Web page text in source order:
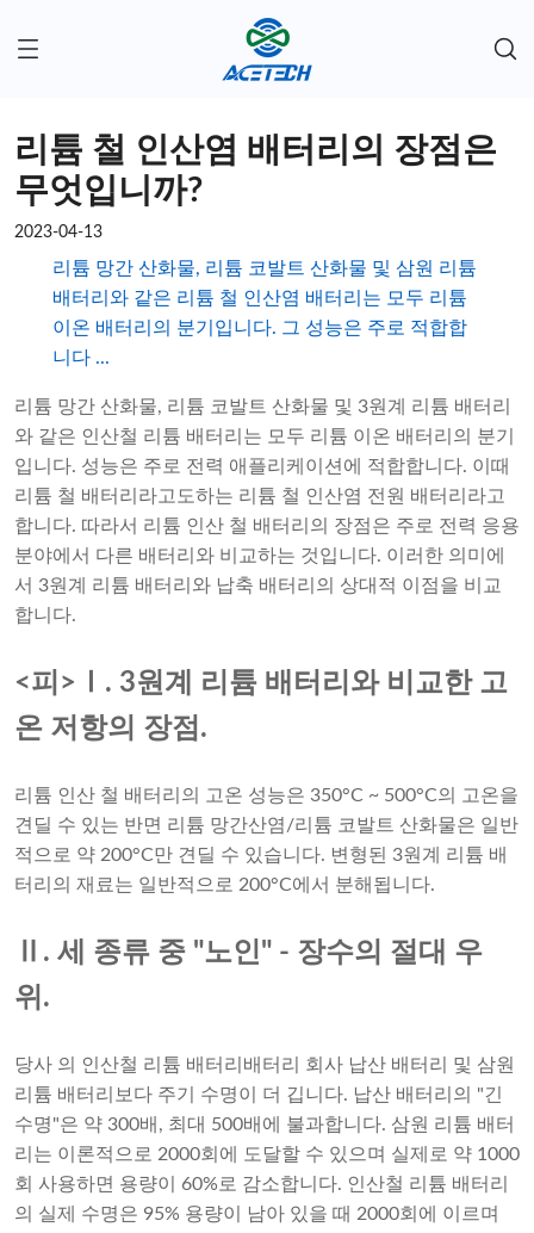
리튬 철 인산염 배터리의 장점은
무엇입니까?
2023-04-13
리튬 망간 산화물, 리튬 코발트 산화물 및 삼원 리튬
배터리와 같은 리튬 철 인산염 배터리는 모두 리튬
이온 배터리의 분기입니다. 그 성능은 주로 적합합
니다 ...
리튬 망간 산화물, 리튬 코발트 산화물 및 3원계 리튬 배터리
와 같은 인산철 리튬 배터리는 모두 리튬 이온 배터리의 분기
입니다. 성능은 주로 전력 애플리케이션에 적합합니다. 이때
리튬 철 배터리라고도하는 리튬 철 인산염 전원 배터리라고
합니다. 따라서 리튬 인산 철 배터리의 장점은 주로 전력 응용
분야에서 다른 배터리와 비교하는 것입니다. 이러한 의미에
서 3원계 리튬 배터리와 납축 배터리의 상대적 이점을 비교
합니다.
<피>Ⅰ. 3원계 리튬 배터리와 비교한 고
온 저항의 장점.
리튬 인산 철 배터리의 고온 성능은 350°C ~ 500°C의 고온을
견딜 수 있는 반면 리튬 망간산염/리튬 코발트 산화물은 일반
적으로 약 200°C만 견딜 수 있습니다. 변형된 3원계 리튬 배
터리의 재료는 일반적으로 200°C에서 분해됩니다.
Ⅱ. 세 종류 중 "노인" - 장수의 절대 우
위.
당사 의 인산철 리튬 배터리 배터리 회사 납산 배터리 및 삼원
리튬 배터리보다 주기 수명이 더 깁니다. 납산 배터리의 "긴
수명"은 약 300배, 최대 500배에 불과합니다. 삼원 리튬 배터
리는 이론적으로 2000회에 도달할 수 있으며 실제로 약 1000
회 사용하면 용량이 60%로 감소합니다. 인산철 리튬 배터리
의 실제 수명은 95% 용량이 남아 있을 때 2000회에 이르며